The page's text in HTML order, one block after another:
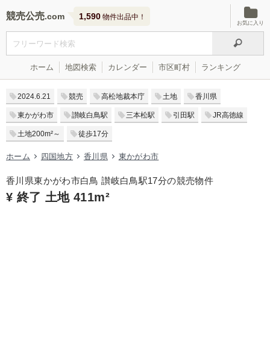
競売公売 1,590 物件出品中！
お気に入り
ホーム 地図検索 カレンダー 市区町村 ランキング
2024.6.21 競売 高松地裁本庁 土地 香川県
東かがわ市 讃岐白鳥駅 三本松駅 引田駅 JR高徳線
土地200m²～ 徒歩17分
ホーム 四国地方 香川県 東かがわ市
香川県東かがわ市白鳥 讃岐白鳥駅17分の競売物件
¥ 終了 土地 411m²